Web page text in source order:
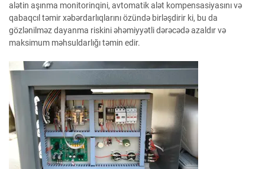
alətin aşınma monitorinqini, avtomatik alət kompensasiyasını və
qabaqcıl təmir xəbərdarlıqlarını özündə birləşdirir ki, bu da
gözlənilməz dayanma riskini əhəmiyyətli dərəcədə azaldır və
maksimum məhsuldarlığı təmin edir.